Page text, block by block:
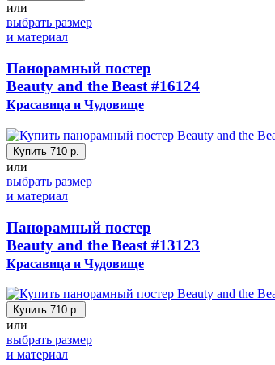
или
выбрать размер
и материал
Панорамный постер
Beauty and the Beast #16124
Красавица и Чудовище
Купить 710 р.
или
выбрать размер
и материал
Панорамный постер
Beauty and the Beast #13123
Красавица и Чудовище
Купить 710 р.
или
выбрать размер
и материал